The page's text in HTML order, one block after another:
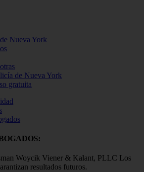
Nueva York
de Nueva York
gratuita
Woycik Viener & Kalant, PLLC Los
resultados futuros.